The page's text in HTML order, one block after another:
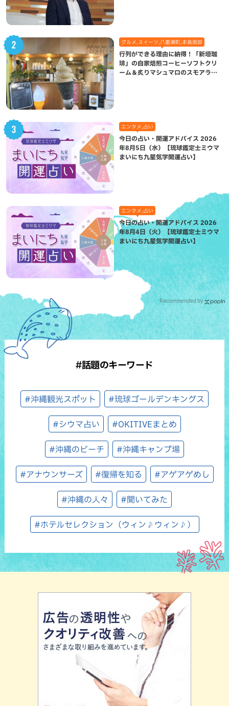
グルメ,スイーツ,八重瀬町,本島南部
行列ができる理由に納得！「新垣珈
琲」の自家焙煎コーヒーソフトクリ
ーム＆炙りマシュマロのスモアラテ
エンタメ,占い
今日の占い・開運アドバイス 2026
年8月5日（水）【琉球鑑定士ミウマ
まいにち九星気学開運占い】
エンタメ,占い
今日の占い・開運アドバイス 2026
年8月4日（火）【琉球鑑定士ミウマ
まいにち九星気学開運占い】
Recommended by
#話題のキーワード
#沖縄観光スポット #琉球ゴールデンキングス
#シウマ占い #OKITIVEまとめ
#沖縄のビーチ #沖縄キャンプ場
#アナウンサーズ #復帰を知る #アゲアゲめし
#沖縄の人々 #聞いてみた
#ホテルセレクション（ウィン♪ウィン♪）